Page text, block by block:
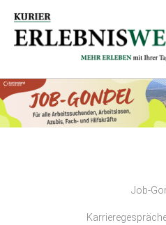
Inhalt
springen
Job-